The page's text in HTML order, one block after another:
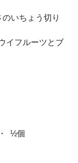
いちょう切り
イフルーツとブ
½個